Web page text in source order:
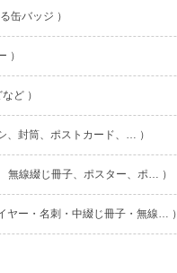
缶バッジ ）
）
ど ）
、封筒、ポストカード、… ）
無線綴じ冊子、ポスター、ポ… ）
ヤー・名刺・中綴じ冊子・無線… ）